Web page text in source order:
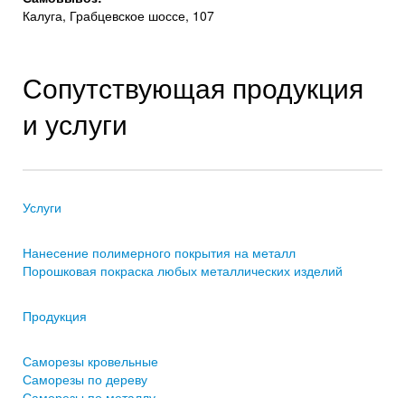
Калуга, Грабцевское шоссе, 107
Сопутствующая продукция
и услуги
Услуги
Нанесение полимерного покрытия на металл
Порошковая покраска любых металлических изделий
Продукция
Саморезы кровельные
Саморезы по дереву